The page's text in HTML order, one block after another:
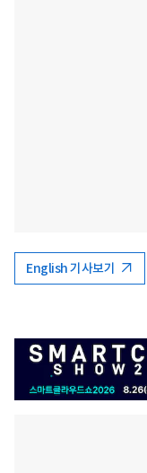
English 기사보기